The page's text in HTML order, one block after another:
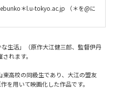
＊l.u-tokyo.ac.jp （＊を@に
生活」（原作大江健三郎、監督伊丹
れます。
東高校の同級生であり、大江の盟友
を用いて映画化した作品です。